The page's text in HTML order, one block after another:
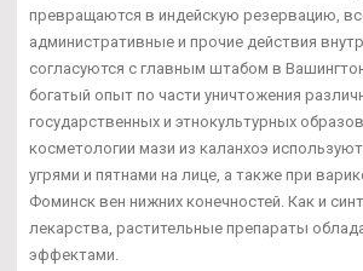
превращаются в индейскую резервацию,
административные и прочие действия
согласуются с главным штабом в
богатый опыт по части уничтожения
государственных и этнокультурных
косметологии мази из каланхоэ
угрями и пятнами на лице, а также при
Фоминск вен нижних конечностей. Как и
лекарства, растительные препараты
эффектами.